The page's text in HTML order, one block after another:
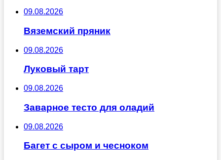
09.08.2026
Вяземский пряник
09.08.2026
Луковый тарт
09.08.2026
Заварное тесто для оладий
09.08.2026
Багет с сыром и чесноком